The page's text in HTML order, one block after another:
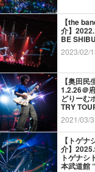
【the
介】
BE
2023/02/
【奥田
1.2.26＠
どりーむ
TRY
2021/03/
【トゲ
介】
トゲナシ
本武道館